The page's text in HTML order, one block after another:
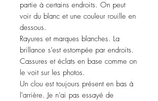
partie à certains endroits. On peut
voir du blanc et une couleur rouille en
dessous.
Rayures et marques blanches. La
brillance s'est estompée par endroits.
Cassures et éclats en base comme on
le voit sur les photos.
Un clou est toujours présent en bas à
l'arrière. Je n'ai pas essayé de